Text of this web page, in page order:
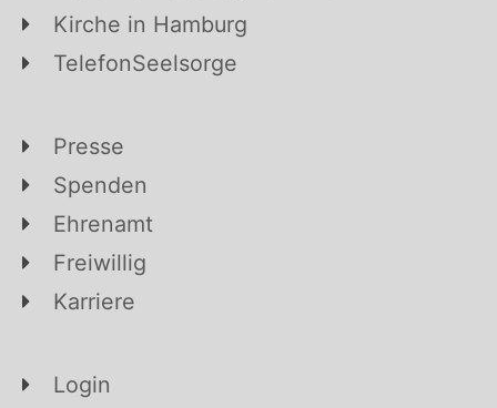
Kirche in Hamburg
TelefonSeelsorge
Presse
Spenden
Ehrenamt
Freiwillig
Karriere
Login